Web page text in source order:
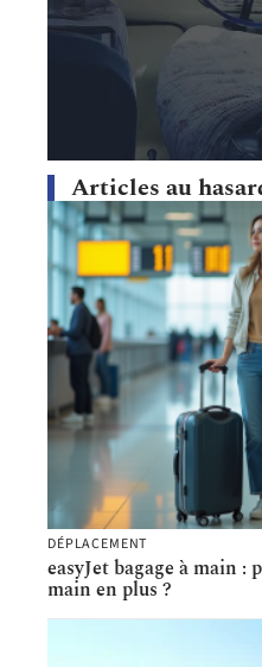
Articles au
DÉPLACEMENT
easyJet bagage à main :
main en plus ?